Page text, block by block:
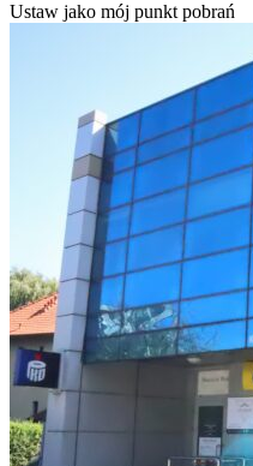
Ustaw jako mój punkt pobrań